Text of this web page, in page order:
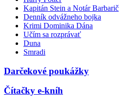
Kapitán Stein a Notár Barbarič
Denník odvážneho bojka
Krimi Dominika Dána
Učím sa rozprávať
Duna
Smradi
Darčekové poukážky
Čítačky e-kníh